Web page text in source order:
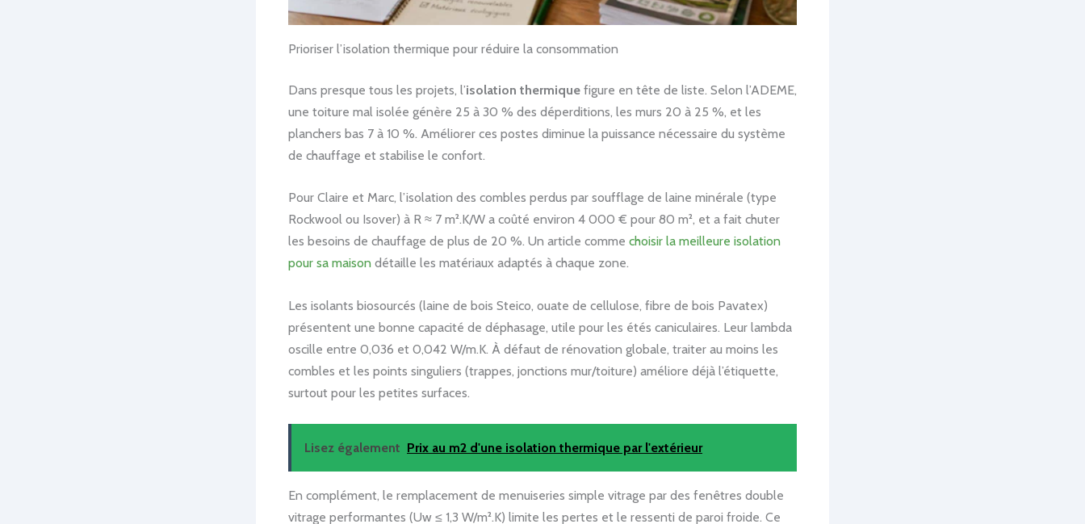
Prioriser l’isolation thermique pour réduire la consommation
Dans presque tous les projets, l’isolation thermique figure en tête de liste. Selon l’ADEME,
une toiture mal isolée génère 25 à 30 % des déperditions, les murs 20 à 25 %, et les
planchers bas 7 à 10 %. Améliorer ces postes diminue la puissance nécessaire du système
de chauffage et stabilise le confort.
Pour Claire et Marc, l’isolation des combles perdus par soufflage de laine minérale (type
Rockwool ou Isover) à R ≈ 7 m².K/W a coûté environ 4 000 € pour 80 m², et a fait chuter
les besoins de chauffage de plus de 20 %. Un article comme choisir la meilleure isolation
pour sa maison détaille les matériaux adaptés à chaque zone.
Les isolants biosourcés (laine de bois Steico, ouate de cellulose, fibre de bois Pavatex)
présentent une bonne capacité de déphasage, utile pour les étés caniculaires. Leur lambda
oscille entre 0,036 et 0,042 W/m.K. À défaut de rénovation globale, traiter au moins les
combles et les points singuliers (trappes, jonctions mur/toiture) améliore déjà l’étiquette,
surtout pour les petites surfaces.
Lisez également Prix au m2 d'une isolation thermique par l'extérieur
En complément, le remplacement de menuiseries simple vitrage par des fenêtres double
vitrage performantes (Uw ≤ 1,3 W/m².K) limite les pertes et le ressenti de paroi froide. Ce